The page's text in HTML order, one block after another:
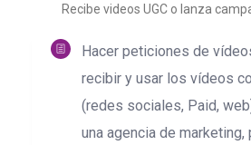
Recibe videos UGC o lanza
Hacer peticiones de
recibir y usar los vídeos
(redes sociales, Paid,
una agencia de marketing,